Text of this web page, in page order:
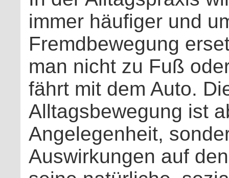
immer häufiger und
Fremdbewegung
man nicht zu Fuß
fährt mit dem Auto.
Alltagsbewegung ist
Angelegenheit,
Auswirkungen auf